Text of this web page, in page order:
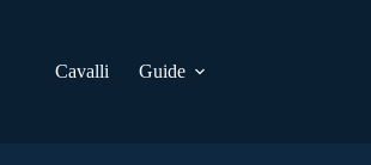
Cavalli Guide